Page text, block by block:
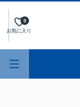
お気に入り
0